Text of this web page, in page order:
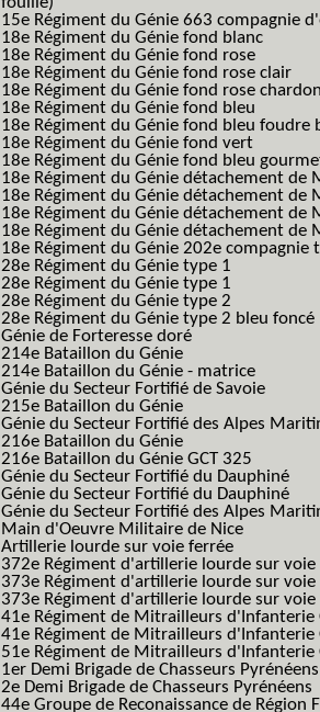
15e Régiment du Génie 663 compagnie
18e Régiment du Génie fond blanc
18e Régiment du Génie fond rose
18e Régiment du Génie fond rose clair
18e Régiment du Génie fond rose
18e Régiment du Génie fond bleu
18e Régiment du Génie fond bleu foudre
18e Régiment du Génie fond vert
18e Régiment du Génie fond bleu
18e Régiment du Génie détachement de
18e Régiment du Génie détachement de
18e Régiment du Génie détachement de
18e Régiment du Génie détachement de
18e Régiment du Génie 202e compagnie
28e Régiment du Génie type 1
28e Régiment du Génie type 1
28e Régiment du Génie type 2
28e Régiment du Génie type 2 bleu foncé
Génie de Forteresse doré
214e Bataillon du Génie
214e Bataillon du Génie - matrice
Génie du Secteur Fortifié de Savoie
215e Bataillon du Génie
Génie du Secteur Fortifié des Alpes
216e Bataillon du Génie
216e Bataillon du Génie GCT 325
Génie du Secteur Fortifié du Dauphiné
Génie du Secteur Fortifié du Dauphiné
Génie du Secteur Fortifié des Alpes
Main d'Oeuvre Militaire de Nice
Artillerie lourde sur voie ferrée
372e Régiment d'artillerie lourde sur voie
373e Régiment d'artillerie lourde sur voie
373e Régiment d'artillerie lourde sur
41e Régiment de Mitrailleurs d'Infanterie
41e Régiment de Mitrailleurs d'Infanterie
51e Régiment de Mitrailleurs d'Infanterie
1er Demi Brigade de Chasseurs Pyrénéens
2e Demi Brigade de Chasseurs Pyrénéens
44e Groupe de Reconaissance de Région